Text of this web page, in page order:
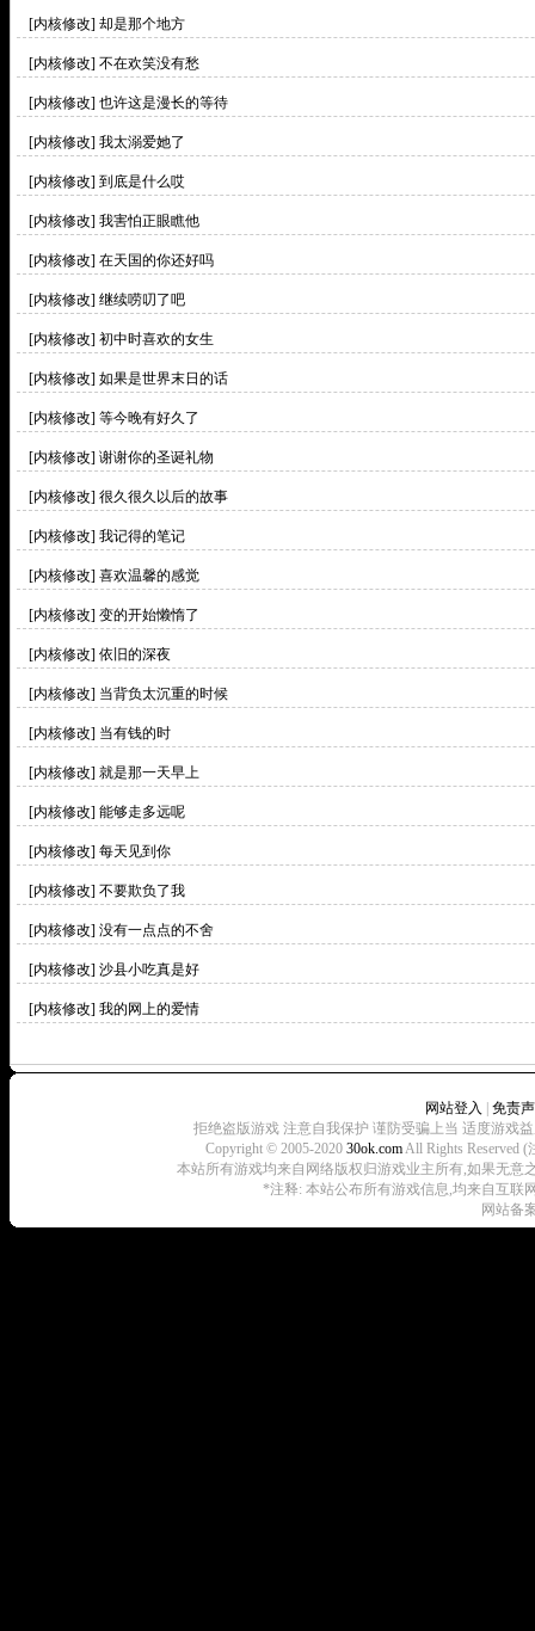
[内核修改] 却是那个地方
[内核修改] 不在欢笑没有愁
[内核修改] 也许这是漫长的等待
[内核修改] 我太溺爱她了
[内核修改] 到底是什么哎
[内核修改] 我害怕正眼瞧他
[内核修改] 在天国的你还好吗
[内核修改] 继续唠叨了吧
[内核修改] 初中时喜欢的女生
[内核修改] 如果是世界末日的话
[内核修改] 等今晚有好久了
[内核修改] 谢谢你的圣诞礼物
[内核修改] 很久很久以后的故事
[内核修改] 我记得的笔记
[内核修改] 喜欢温馨的感觉
[内核修改] 变的开始懒惰了
[内核修改] 依旧的深夜
[内核修改] 当背负太沉重的时候
[内核修改] 当有钱的时
[内核修改] 就是那一天早上
[内核修改] 能够走多远呢
[内核修改] 每天见到你
[内核修改] 不要欺负了我
[内核修改] 没有一点点的不舍
[内核修改] 沙县小吃真是好
[内核修改] 我的网上的爱情
网站登入
免责
拒绝盗版游戏 注意自我保护 谨防受骗上当 适度游戏
Copyright © 2005-2020 30ok.comAll Rights Reserved
本站所有游戏均来自网络版权归游戏业主所有,如果无意
*注释: 本站公布所有游戏信息,均来自互联
网站备